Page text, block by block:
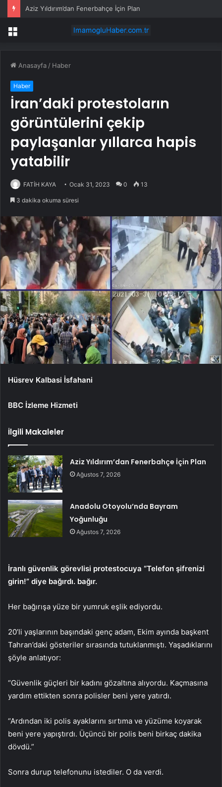
Aziz Yıldırım’dan Fenerbahçe İçin Plan
Menü
Anasayfa / Haber
Haber
İran’daki protestoların
görüntülerini çekip
paylaşanlar yıllarca hapis
yatabilir
FATİH KAYA Ocak 31, 2023 0 13
3 dakika okuma süresi
Hüsrev Kalbasi İsfahani
BBC İzleme Hizmeti
İlgili Makaleler
Aziz Yıldırım’dan Fenerbahçe İçin Plan
Ağustos 7, 2026
Anadolu Otoyolu’nda Bayram
Yoğunluğu
Ağustos 7, 2026
İranlı güvenlik görevlisi protestocuya “Telefon şifrenizi
girin!” diye bağırdı. bağır.
Her bağırışa yüze bir yumruk eşlik ediyordu.
20’li yaşlarının başındaki genç adam, Ekim ayında başkent
Tahran’daki gösteriler sırasında tutuklanmıştı. Yaşadıklarını
şöyle anlatıyor:
“Güvenlik güçleri bir kadını gözaltına alıyordu. Kaçmasına
yardım ettikten sonra polisler beni yere yatırdı.
“Ardından iki polis ayaklarını sırtıma ve yüzüme koyarak
beni yere yapıştırdı. Üçüncü bir polis beni birkaç dakika
dövdü.”
Sonra durup telefonunu istediler. O da verdi.